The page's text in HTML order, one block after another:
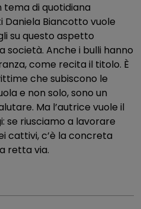
di quotidiana
Daniela Biancotto vuole
su questo aspetto
Anche i bulli hanno
come recita il titolo. È
che subiscono le
e non solo, sono un
Ma l’autrice vuole il
se riusciamo a lavorare
cattivi, c’è la concreta
retta via.